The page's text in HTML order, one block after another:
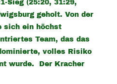
Sieg (25:20, 31:29,
geholt. Von der
sich ein höchst
Team, das das
volles Risiko
wurde. Der Kracher